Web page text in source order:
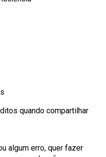
quando compartilhar
algum erro, quer fazer